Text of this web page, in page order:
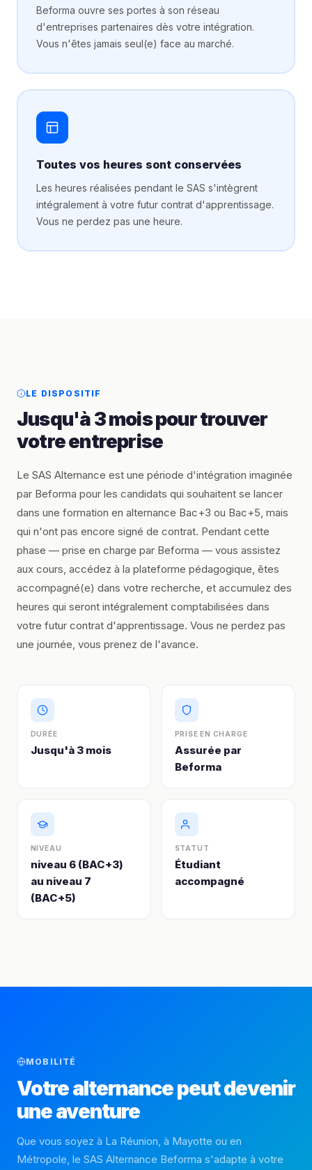
Beforma ouvre ses portes à son réseau
d'entreprises partenaires dès votre intégration.
Vous n'êtes jamais seul(e) face au marché.
Toutes vos heures sont conservées
Les heures réalisées pendant le SAS s'intègrent
intégralement à votre futur contrat d'apprentissage.
Vous ne perdez pas une heure.
LE DISPOSITIF
Jusqu'à 3 mois pour trouver
votre entreprise
Le SAS Alternance est une période d'intégration imaginée
par Beforma pour les candidats qui souhaitent se lancer
dans une formation en alternance Bac+3 ou Bac+5, mais
qui n'ont pas encore signé de contrat. Pendant cette
phase — prise en charge par Beforma — vous assistez
aux cours, accédez à la plateforme pédagogique, êtes
accompagné(e) dans votre recherche, et accumulez des
heures qui seront intégralement comptabilisées dans
votre futur contrat d'apprentissage. Vous ne perdez pas
une journée, vous prenez de l'avance.
DURÉE
Jusqu'à 3 mois
PRISE EN CHARGE
Assurée par
Beforma
NIVEAU
niveau 6 (BAC+3)
au niveau 7
(BAC+5)
STATUT
Étudiant
accompagné
MOBILITÉ
Votre alternance peut devenir
une aventure
Que vous soyez à La Réunion, à Mayotte ou en
Métropole, le SAS Alternance Beforma s'adapte à votre